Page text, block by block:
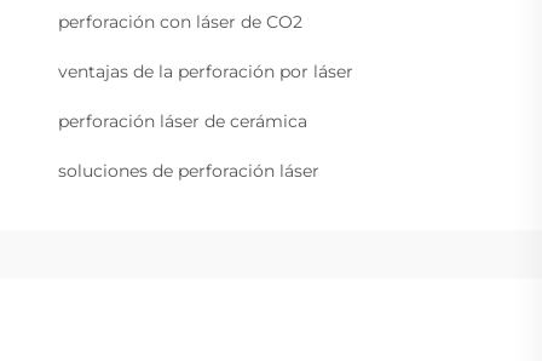
perforación con láser de CO2
ventajas de la perforación por láser
perforación láser de cerámica
soluciones de perforación láser